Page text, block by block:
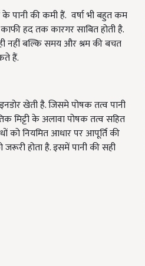
पानी की कमी हैं. वर्षा भी बहुत कम
हद तक कारगर साबित होती है.
नहीं बल्कि समय और श्रम की बचत
हैं.
इनडोर खेती है. जिसमे पोषक तत्व पानी
मिट्टी के अलावा पोषक तत्व सहित
को नियमित आधार पर आपूर्ति की
होता है. इसमें पानी की सही